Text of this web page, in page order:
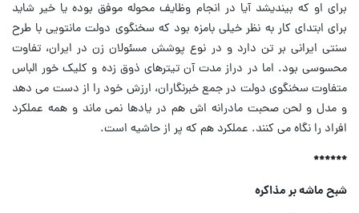
برای او که بیندیشد آیا در انجام وظایف محوله موفق بوده یا خیر شاید
برای ابتدای کار به نظر خیلی بامزه بود که سخنگوی دولت مانتویی با طرح
سنتی ایرانی بر تن دارد و در نوع پوشش مسئولان زن در ایران، تفاوت
محسوسی بود. اما در دراز مدت آن تیترهای ذوق زده و کلیک خور الباس
متفاوت سخنگوی دولت در جمع خبرنگاران، ارزش خود را از دست می دهد
و مدل و لحن صحبت مادرانه اش هم در یادها نمی ماند و همه عملکرد
افراد را نگاه می کنند. عملکرد هم که پر از حاشیه است.
******
شبح ماشه بر مذاكره